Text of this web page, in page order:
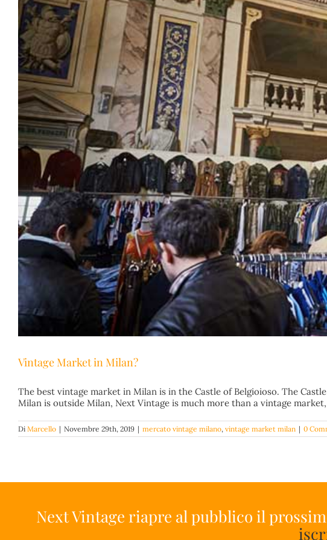
Vintage Market in Milan?
The best vintage market in Milan is in the Castle of Belgioioso. The
Milan is outside Milan, Next Vintage is much more than a vintage
Di Marcello | Novembre 29th, 2019 | mercato vintage milano, vintage market milan | 0
Next Vintage riapre al pubblico il